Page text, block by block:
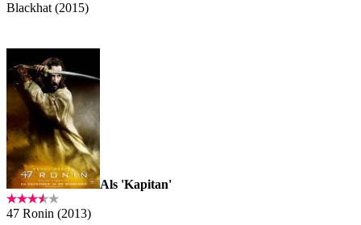
Blackhat (2015)
Als 'Kapitan'
47 Ronin (2013)